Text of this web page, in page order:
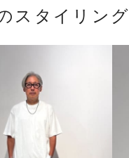
スタイリング